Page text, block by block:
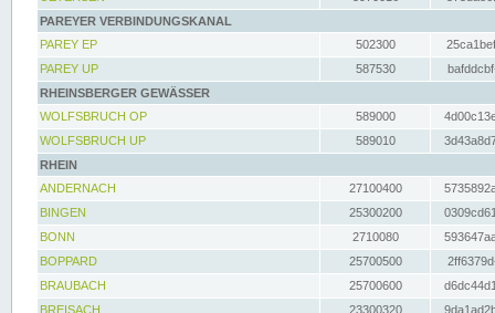
PAREYER VERBINDUNGSKANAL
PAREY EP
502300
PAREY UP
587530
RHEINSBERGER GEWÄSSER
WOLFSBRUCH OP
589000
WOLFSBRUCH UP
589010
RHEIN
ANDERNACH
27100400
BINGEN
25300200
BONN
2710080
BOPPARD
25700500
BRAUBACH
25700600
BREISACH
23300320